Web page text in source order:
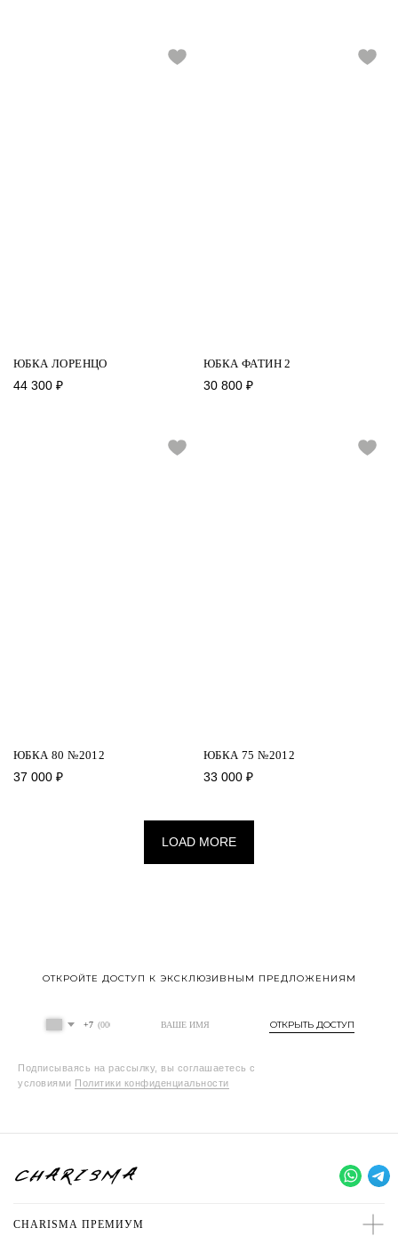
ЮБКА ЛОРЕНЦО
44 300 ₽
ЮБКА ФАТИН 2
30 800 ₽
ЮБКА 80 №2012
37 000 ₽
ЮБКА 75 №2012
33 000 ₽
LOAD MORE
ОТКРОЙТЕ ДОСТУП К ЭКСКЛЮЗИВНЫМ ПРЕДЛОЖЕНИЯМ
+7 ОТКРЫТЬ ДОСТУП
Подписываясь на рассылку, вы соглашаетесь с
условиями Политики конфиденциальности
CHARISMA ПРЕМИУМ